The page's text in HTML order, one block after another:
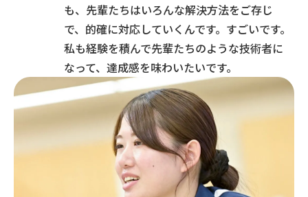
も、先輩たちはいろんな解決方法をご存じ
で、的確に対応していくんです。すごいです。
私も経験を積んで先輩たちのような技術者に
なって、達成感を味わいたいです。